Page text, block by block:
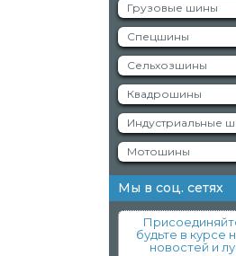
Грузовые шины
Спецшины
Сельхозшины
Квадрошины
Индустриальные
Мотошины
Мы в соц. сетях
будьте в курсе
новостей и